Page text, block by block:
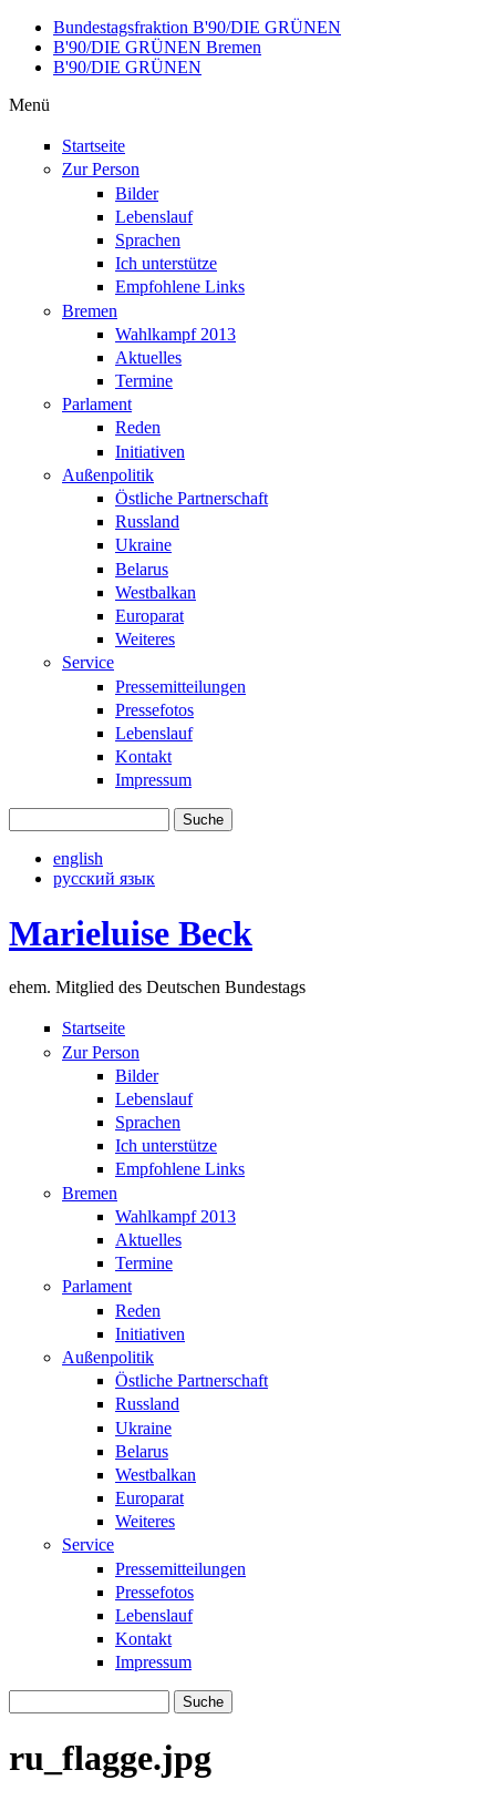
Direkt zum Inhalt
Bundestagsfraktion B'90/DIE GRÜNEN
B'90/DIE GRÜNEN Bremen
B'90/DIE GRÜNEN
Menü
Startseite
Zur Person
Bilder
Lebenslauf
Sprachen
Ich unterstütze
Empfohlene Links
Bremen
Wahlkampf 2013
Aktuelles
Termine
Parlament
Reden
Initiativen
Außenpolitik
Östliche Partnerschaft
Russland
Ukraine
Belarus
Westbalkan
Europarat
Weiteres
Service
Pressemitteilungen
Pressefotos
Lebenslauf
Kontakt
Impressum
english
русский язык
Marieluise Beck
ehem. Mitglied des Deutschen Bundestags
Startseite
Zur Person
Bilder
Lebenslauf
Sprachen
Ich unterstütze
Empfohlene Links
Bremen
Wahlkampf 2013
Aktuelles
Termine
Parlament
Reden
Initiativen
Außenpolitik
Östliche Partnerschaft
Russland
Ukraine
Belarus
Westbalkan
Europarat
Weiteres
Service
Pressemitteilungen
Pressefotos
Lebenslauf
Kontakt
Impressum
ru_flagge.jpg